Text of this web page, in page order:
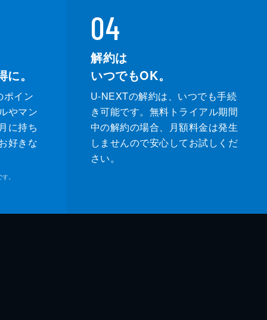
。
ポイン
やマン
に持ち
好きな
。
04
解約は
いつでもOK。
U-NEXTの解約は、いつでも手続
き可能です。無料トライアル期間
中の解約の場合、月額料金は発生
しませんので安心してお試しくだ
さい。